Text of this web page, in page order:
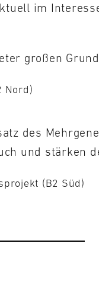
im
großen
Nord)
des
und stärken
(B2 Süd)